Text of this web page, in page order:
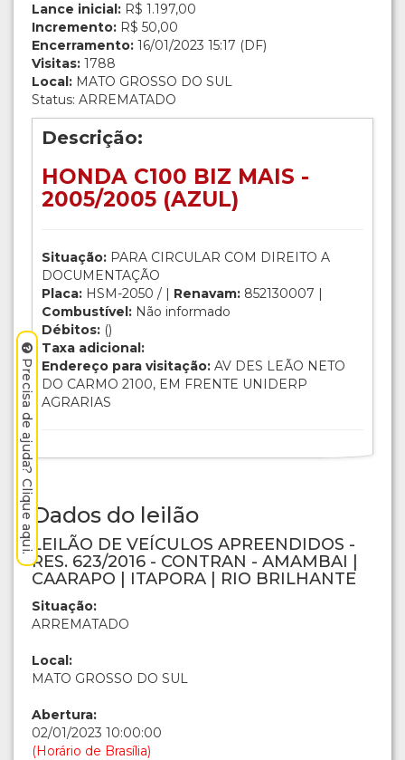
Lance inicial: R$ 1.197,00
Incremento: R$ 50,00
Encerramento: 16/01/2023 15:17 (DF)
Visitas: 1788
Local: MATO GROSSO DO SUL
Status: ARREMATADO
Descrição:
HONDA C100 BIZ MAIS -
2005/2005 (AZUL)
Situação: PARA CIRCULAR COM DIREITO A
DOCUMENTAÇÃO
Placa: HSM-2050 / | Renavam: 852130007 |
Combustível: Não informado
Débitos: ()
Taxa adicional:
Endereço para visitação: AV DES LEÃO NETO
DO CARMO 2100, EM FRENTE UNIDERP
AGRARIAS
Dados do leilão
LEILÃO DE VEÍCULOS APREENDIDOS -
RES. 623/2016 - CONTRAN - AMAMBAI |
CAARAPO | ITAPORA | RIO BRILHANTE
Situação:
ARREMATADO
Local:
MATO GROSSO DO SUL
Abertura:
02/01/2023 10:00:00
(Horário de Brasília)
Precisa de ajuda? Clique aqui.